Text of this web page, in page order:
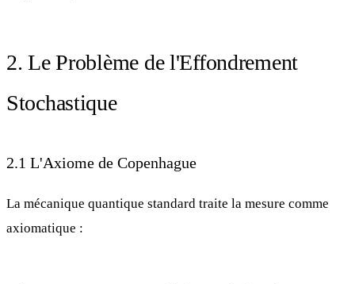
2. Le Problème de l'Effondrement
Stochastique
2.1 L'Axiome de Copenhague
La mécanique quantique standard traite la mesure comme
axiomatique :